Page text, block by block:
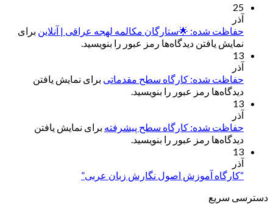
25
آذر
حفاظت شده: 🌟ستارگان مکالمه لهجه عراقی | آنلاین برای
نمایش یافتن دیدگاه‌ها رمز عبور را بنویسید.
13
آذر
حفاظت شده: کارگاه سطح مقدماتی برای نمایش یافتن
دیدگاه‌ها رمز عبور را بنویسید.
13
آذر
حفاظت شده: کارگاه سطح پیشرفته برای نمایش یافتن
دیدگاه‌ها رمز عبور را بنویسید.
13
آذر
“کارگاه آموزش اصول نگارش زبان عربی”
دسترسی سریع